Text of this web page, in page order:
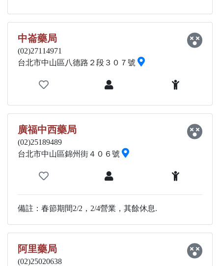
中崙藥局
(02)27114971
台北市中山區八德路２段３０７號
廣福中西藥局
(02)25189489
台北市中山區錦州街４０６號
備註：春節期間2/2，2/4營業，其餘休息.
阿里藥局
(02)25020638